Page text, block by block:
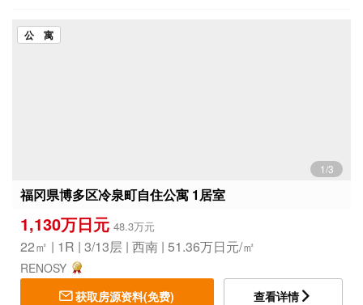
公 寓
1/3
福冈県博多区冷泉町自住公寓 1居室
1,130万日元 48.3万元
22㎡ | 1R | 3/13层 | 西南 | 51.36万日元/㎡
RENOSY
获取房源资料(免费)
查看详情